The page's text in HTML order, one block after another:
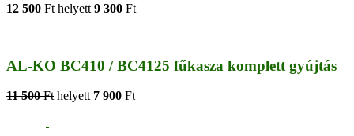
12 500 Ft helyett 9 300 Ft
AL-KO BC410 / BC4125 fűkasza komplett gyújtás
11 500 Fthelyett 7 900 Ft